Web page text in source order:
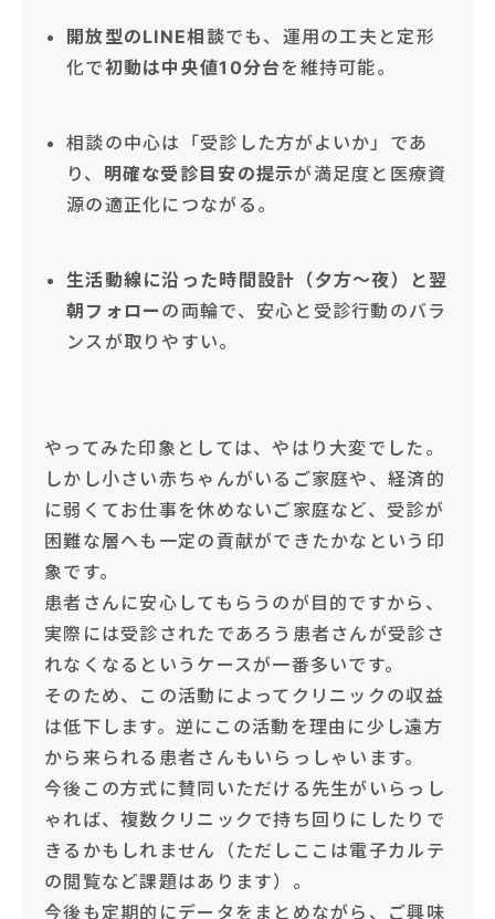
開放型のLINE相談でも、運用の工夫と定形
化で初動は中央値10分台を維持可能。
相談の中心は「受診した方がよいか」であ
り、 明確な受診目安の提示が満足度と医療資
源の適正化につながる。
生活動線に沿った時間設計（夕方〜夜）と翌
朝フォロー の両輪で、安心と受診行動のバラ
ンスが取りやすい。
やってみた印象としては、やはり大変でした。
しかし小さい赤ちゃんがいるご家庭や、経済的
に弱くてお仕事を休めないご家庭など、受診が
困難な層へも一定の貢献ができたかなという印
象です。
患者さんに安心してもらうのが目的ですから、
実際には受診されたであろう患者さんが受診さ
れなくなるというケースが一番多いです。
そのため、この活動によってクリニックの収益
は低下します。逆にこの活動を理由に少し遠方
から来られる患者さんもいらっしゃいます。
今後この方式に賛同いただける先生がいらっし
ゃれば、複数クリニックで持ち回りにしたりで
きるかもしれません（ただしここは電子カルテ
の閲覧など課題はあります）。
今後も定期的にデータをまとめながら、ご興味